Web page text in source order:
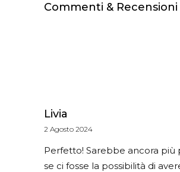
Commenti & Recensioni
Livia
2 Agosto 2024
Perfetto! Sarebbe ancora più
se ci fosse la possibilità di